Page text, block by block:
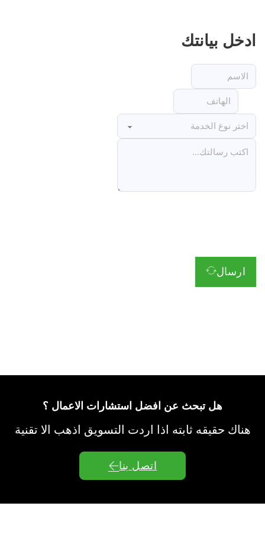
ادخل بيانتك
ارسال
هل تبحث عن افضل استشارات الاعمال ؟
هناك حقيقه ثابته اذا اردت التسويق اذهب الا تقنية
اتصل بنا